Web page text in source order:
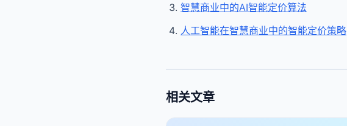
智慧商业中的AI智能定价算法
人工智能在智慧商业中的智能定价策略
相关文章